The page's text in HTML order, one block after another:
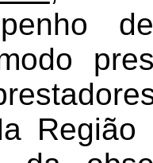
de
Região